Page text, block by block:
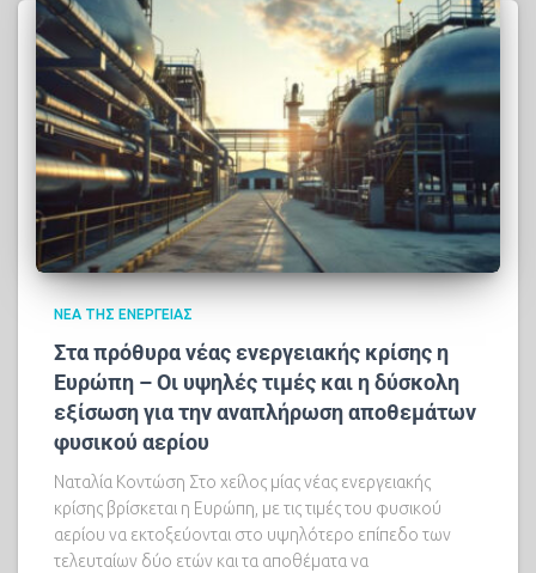
ΝΈΑ ΤΗΣ ΕΝΈΡΓΕΙΑΣ
Στα πρόθυρα νέας ενεργειακής κρίσης η
Ευρώπη – Οι υψηλές τιμές και η δύσκολη
εξίσωση για την αναπλήρωση αποθεμάτων
φυσικού αερίου
Ναταλία Κοντώση Στο χείλος μίας νέας ενεργειακής
κρίσης βρίσκεται η Ευρώπη, με τις τιμές του φυσικού
αερίου να εκτοξεύονται στο υψηλότερο επίπεδο των
τελευταίων δύο ετών και τα αποθέματα να